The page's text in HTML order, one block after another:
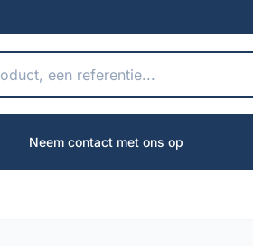
Neem contact met ons op